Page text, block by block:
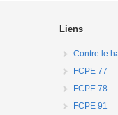
Liens
Contre le
FCPE 77
FCPE 78
FCPE 91